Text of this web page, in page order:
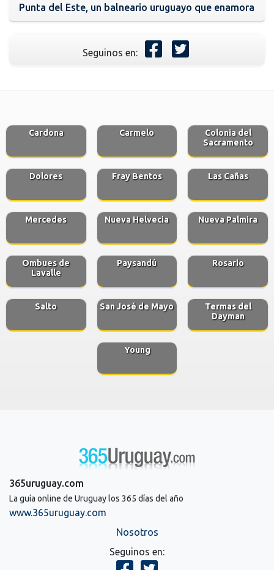
Punta del Este, un balneario uruguayo que enamora
Seguinos en:
Cardona Carmelo
Colonia del
Sacramento
Dolores Fray Bentos Las Cañas
Mercedes Nueva Helvecia Nueva Palmira
Ombues de
Lavalle
Paysandú Rosario
Salto San José de Mayo
Termas del
Dayman
Young
365uruguay.com
La guía online de Uruguay los 365 días del año
www.365uruguay.com
Nosotros
Seguinos en: